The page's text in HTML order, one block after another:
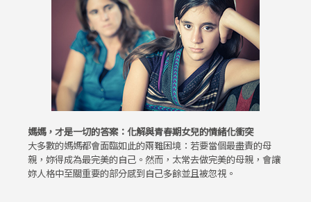
媽媽，才是一切的答案：化解與青春期女兒的情緒化衝突
大多數的媽媽都會面臨如此的兩難困境：若要當個最盡責的母
親，妳得成為最完美的自己。然而，太常去做完美的母親，會讓
妳人格中至關重要的部分感到自己多餘並且被忽視。